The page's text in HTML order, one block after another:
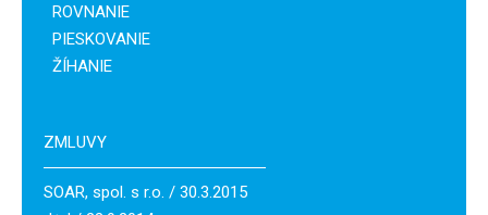
ROVNANIE
PIESKOVANIE
ŽÍHANIE
ZMLUVY
SOAR, spol. s r.o. / 30.3.2015